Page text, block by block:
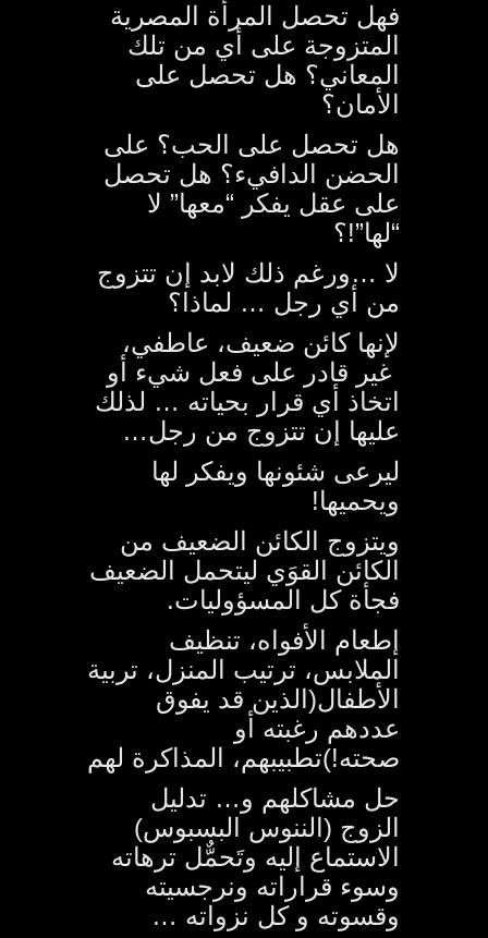
فهل تحصل المرأة المصرية
المتزوجة على أي من تلك
المعاني؟ هل تحصل على
الأمان؟
هل تحصل على الحب؟ على
الحضن الدافيء؟ هل تحصل
على عقل يفكر “معها” لا
“لها”!؟
لا …ورغم ذلك لابد إن تتزوج
من أي رجل … لماذا؟
لإنها كائن ضعيف، عاطفي،
غير قادر على فعل شيء أو
اتخاذ أي قرار بحياته … لذلك
عليها إن تتزوج من رجل…
ليرعى شئونها ويفكر لها
ويحميها!
ويتزوج الكائن الضعيف من
الكائن القوَي ليتحمل الضعيف
فجأة كل المسؤوليات.
إطعام الأفواه، تنظيف
الملابس، ترتيب المنزل، تربية
الأطفال(الذين قد يفوق
عددهم رغبته أو
صحته!)تطبيبهم، المذاكرة لهم
حل مشاكلهم و… تدليل
الزوج (الننوس البسبوس)
الاستماع إليه وتَحمٌّل ترهاته
وسوء قراراته ونرجسيته
وقسوته و كل نزواته …